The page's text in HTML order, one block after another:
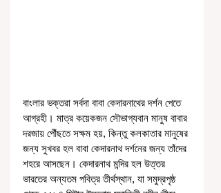
বাংলার ভক্তরা সর্বদা বাবা কেদারনাথের দর্শন পেতে
আগ্রহী। মাত্র কয়েকজন সৌভাগ্যবান মানুষ বাবার
দরজায় পৌঁছতে সক্ষম হয়, কিন্তু কলকাতার মানুষের
জন্য সুখবর হল বাবা কেদারনাথ দর্শনের জন্য তাঁদের
শহরে আসছেন। কেদারনাথ মন্দির হল উত্তর
ভারতের অন্যতম পবিত্র তীর্থস্থান, যা সমুদ্রপৃষ্ঠ